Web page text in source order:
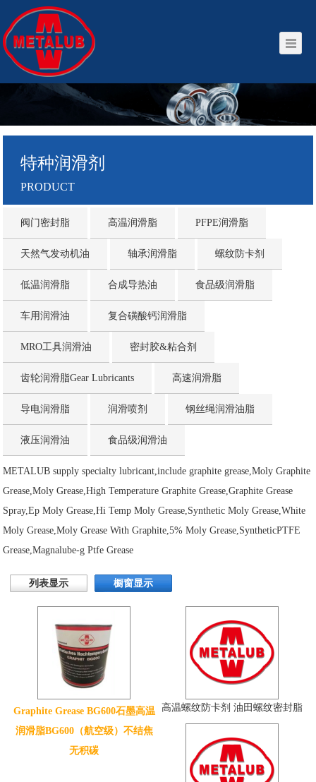
特种润滑剂
PRODUCT
阀门密封脂 高温润滑脂 PFPE润滑脂
天然气发动机油 轴承润滑脂 螺纹防卡剂
低温润滑脂 合成导热油 食品级润滑脂
车用润滑油 复合磺酸钙润滑脂
MRO工具润滑油 密封胶&粘合剂
齿轮润滑脂Gear Lubricants 高速润滑脂
导电润滑脂 润滑喷剂 钢丝绳润滑油脂
液压润滑油 食品级润滑油
METALUB supply specialty lubricant,include graphite grease,Moly Graphite
Grease,Moly Grease,High Temperature Graphite Grease,Graphite Grease
Spray,Ep Moly Grease,Hi Temp Moly Grease,Synthetic Moly Grease,White
Moly Grease,Moly Grease With Graphite,5% Moly Grease,SyntheticPTFE
Grease,Magnalube-g Ptfe Grease
列表显示 橱窗显示
Graphite Grease BG600石墨高温
润滑脂BG600（航空级）不结焦
无积碳
高温螺纹防卡剂 油田螺纹密封脂